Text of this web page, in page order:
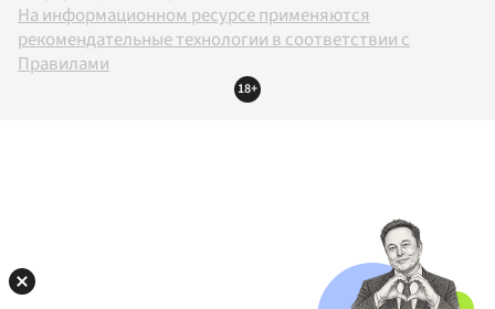
На информационном ресурсе применяются
рекомендательные технологии в соответствии с
Правилами
18+